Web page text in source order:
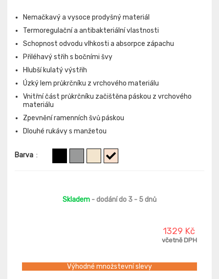
Nemačkavý a vysoce prodyšný materiál
Termoregulační a antibakteriální vlastnosti
Schopnost odvodu vlhkosti a absorpce zápachu
Přiléhavý střih s bočními švy
Hlubší kulatý výstřih
Úzký lem průkrčníku z vrchového materiálu
Vnitřní část průkrčníku začištěna páskou z vrchového
materiálu
Zpevnění ramenních švů páskou
Dlouhé rukávy s manžetou
Barva :
Skladem - dodání do 3 - 5 dnů
1329 Kč
včetně DPH
Výhodné množstevní slevy